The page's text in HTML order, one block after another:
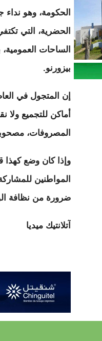
الحكومة، وهو
الحضرية، التي
الساحات
بيزورنو.
إن المتجول في
أماكن للتجميع ولا
المصروفات،
وإذا كان وضع
المواطنين
ضرورة من نظافة
آتلانتيك ميديا